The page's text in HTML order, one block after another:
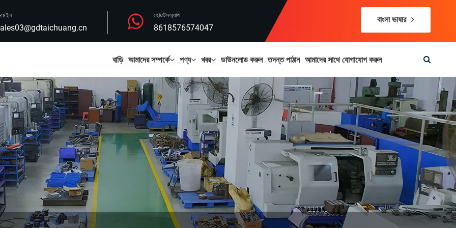
হোয়াটসঅ্যাপ
8618576574047
বাংলা ভাষার
বাড়ি আমাদের সম্পর্কে পণ্য খবর ডাউনলোড করুন তদন্ত পাঠান আমাদের সাথে যোগাযোগ করুন